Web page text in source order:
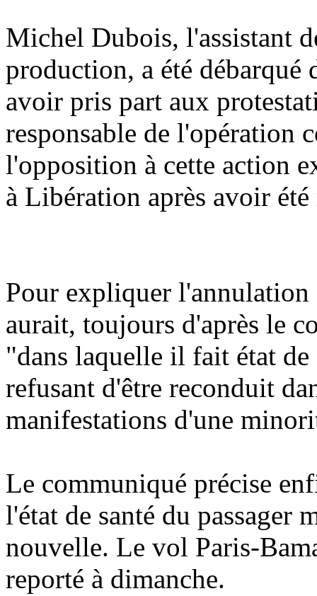
Michel Dubois, l'assistant
production, a été
avoir pris part aux
responsable de l'opération
l'opposition à cette action
à Libération après avoir été
Pour expliquer
aurait, toujours d'après le
"dans laquelle il fait état
refusant d'être reconduit
manifestations d'une
Le communiqué précise
l'état de santé du passager
nouvelle. Le vol Paris-
reporté à dimanche.